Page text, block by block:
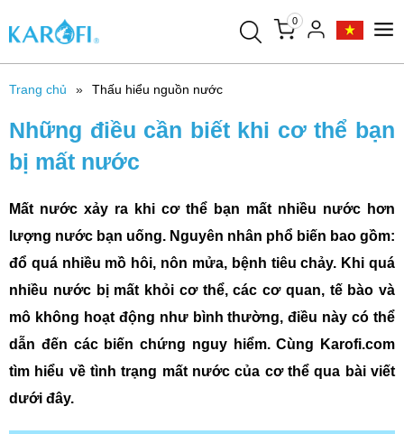
0
Trang chủ Thấu hiểu nguồn nước
Những điều cần biết khi cơ thể bạn
bị mất nước
Mất nước xảy ra khi cơ thể bạn mất nhiều nước hơn
lượng nước bạn uống. Nguyên nhân phổ biến bao gồm:
đổ quá nhiều mồ hôi, nôn mửa, bệnh tiêu chảy. Khi quá
nhiều nước bị mất khỏi cơ thể, các cơ quan, tế bào và
mô không hoạt động như bình thường, điều này có thể
dẫn đến các biến chứng nguy hiểm. Cùng Karofi.com
tìm hiểu về tình trạng mất nước của cơ thể qua bài viết
dưới đây.